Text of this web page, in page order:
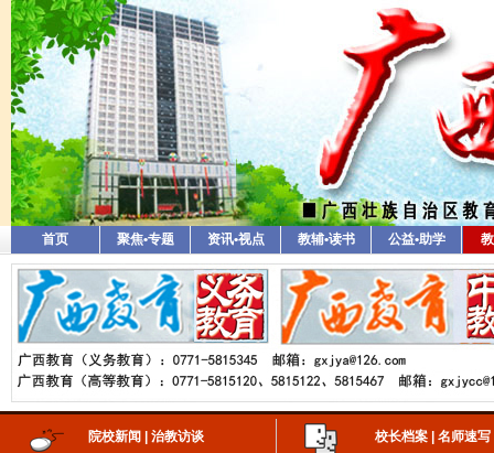
首页 聚焦•专题 资讯•视点 教辅•读书 公益•助学
院校新闻 治教访谈 校长档案 名师速写